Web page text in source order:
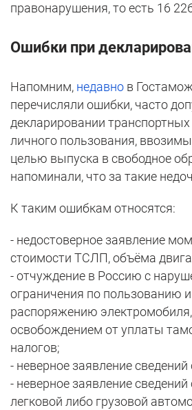
правонарушения, то есть 16
Ошибки при
Напомним, недавно в
перечисляли ошибки, часто
декларировании транспортных
личного пользования,
целью выпуска в свободное
напоминали, что за такие
К таким ошибкам относятся:
- недостоверное заявление
стоимости ТСЛП, объёма
- отчуждение в Россию с
ограничения по пользованию
распоряжению
освобождением от уплаты
налогов;
- неверное заявление
- неверное заявление
легковой либо грузовой